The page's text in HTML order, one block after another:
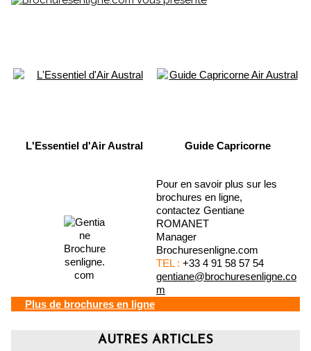
L'Essentiel d'Air Austral Guide Capricorne
Pour en savoir plus sur les
brochures en ligne,
contactez Gentiane
ROMANET
Manager
Brochuresenligne.com
TEL : +33 4 91 58 57 54
gentiane@brochuresenligne.co
m
Plus de brochures en ligne
AUTRES ARTICLES